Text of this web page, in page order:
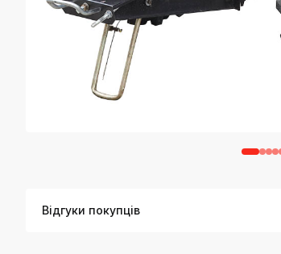
Відгуки покупців